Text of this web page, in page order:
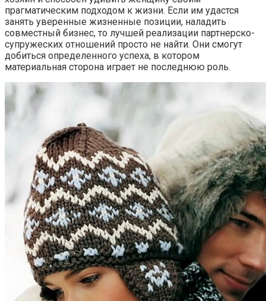
прагматическим подходом к жизни. Если им удастся
занять уверенные жизненные позиции, наладить
совместный бизнес, то лучшей реализации партнерско-
супружеских отношений просто не найти. Они смогут
добиться определенного успеха, в котором
материальная сторона играет не последнюю роль.